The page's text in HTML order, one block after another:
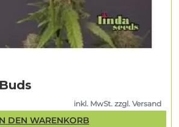
inkl. MwSt. zzgl. Versand
DEN WARENKORB